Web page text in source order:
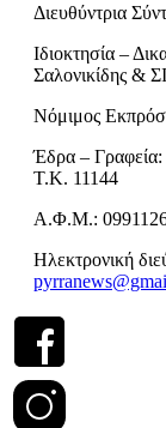
Διευθύντρια
Ιδιοκτησία –
Σαλονικίδης &
Νόμιμος
Έδρα –
Τ.Κ. 11144
Α.Φ.Μ.:
Ηλεκτρονική